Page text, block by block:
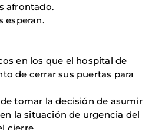
afrontado.
esperan.
en los que el hospital de
de cerrar sus puertas para
tomar la decisión de asumir
la situación de urgencia del